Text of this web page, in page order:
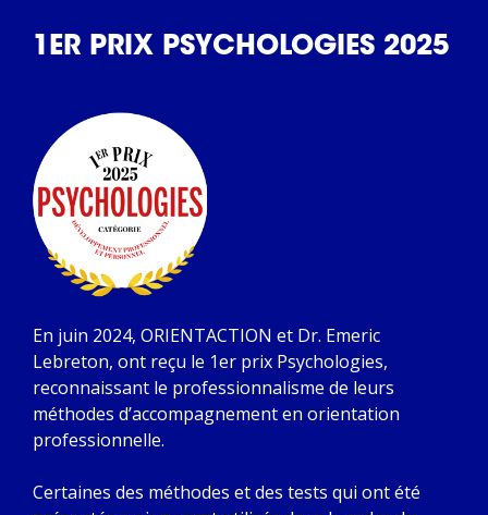
1ER PRIX PSYCHOLOGIES 2025
En juin 2024, ORIENTACTION et Dr. Emeric
Lebreton, ont reçu le 1er prix Psychologies,
reconnaissant le professionnalisme de leurs
méthodes d’accompagnement en orientation
professionnelle.
Certaines des méthodes et des tests qui ont été